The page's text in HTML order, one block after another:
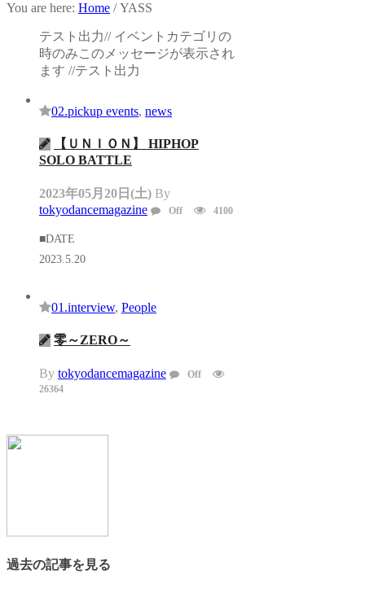
」レポート！
You are here: Home /YASS
テスト出力// イベントカテゴリの
時のみこのメッセージが表示され
ます //テスト出力
02.pickup events, news
【ＵＮＩＯＮ】 HIPHOP
SOLO BATTLE
2023年05月20日(土) By
tokyodancemagazine
Off 4100
2023.5.20
01.interview, People
零～ZERO～
By tokyodancemagazine
Off
26364
過去の記事を見る